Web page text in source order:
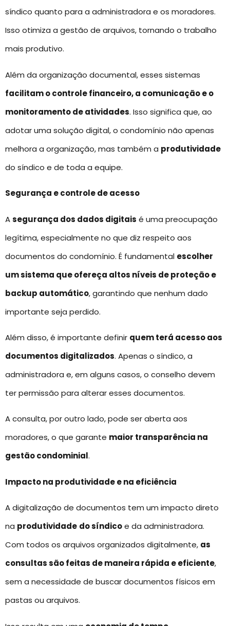
síndico quanto para a administradora e os moradores.
Isso otimiza a gestão de arquivos, tornando o trabalho
mais produtivo.
Além da organização documental, esses sistemas
facilitam o controle financeiro, a comunicação e o
monitoramento de atividades. Isso significa que, ao
adotar uma solução digital, o condomínio não apenas
melhora a organização, mas também a produtividade
do síndico e de toda a equipe.
Segurança e controle de acesso
Asegurança dos dados digitais é uma preocupação
legítima, especialmente no que diz respeito aos
documentos do condomínio. É fundamental escolher
um sistema que ofereça altos níveis de proteção e
backup automático, garantindo que nenhum dado
importante seja perdido.
Além disso, é importante definir quem terá acesso aos
documentos digitalizados. Apenas o síndico, a
administradora e, em alguns casos, o conselho devem
ter permissão para alterar esses documentos.
A consulta, por outro lado, pode ser aberta aos
moradores, o que garante maior transparência na
gestão condominial.
Impacto na produtividade e na eficiência
A digitalização de documentos tem um impacto direto
na produtividade do síndicoe da administradora.
Com todos os arquivos organizados digitalmente, as
consultas são feitas de maneira rápida e eficiente,
sem a necessidade de buscar documentos físicos em
pastas ou arquivos.